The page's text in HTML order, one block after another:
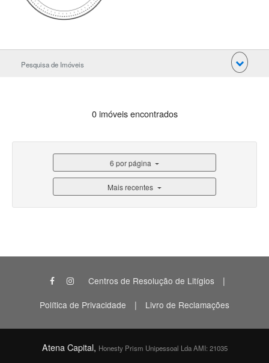
Pesquisa de Imóveis
0 imóveis encontrados
6 por página
Mais recentes
Centros de Resolução de Litígios |
Política de Privacidade | Livro de Reclamações
Atena Capital, Honesty Prism Unipessoal Lda AMI: 21035